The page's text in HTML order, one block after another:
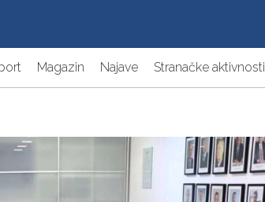
Magazin Najave Stranačke aktivnosti